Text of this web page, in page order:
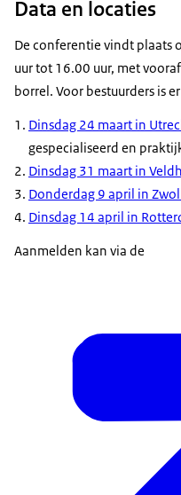
Data en locaties
De conferentie vindt plaats
uur tot 16.00 uur, met
borrel. Voor bestuurders is
Dinsdag 24 maart in
gespecialiseerd en
Dinsdag 31 maart in
Donderdag 9 april in
Dinsdag 14 april in
Aanmelden kan via de